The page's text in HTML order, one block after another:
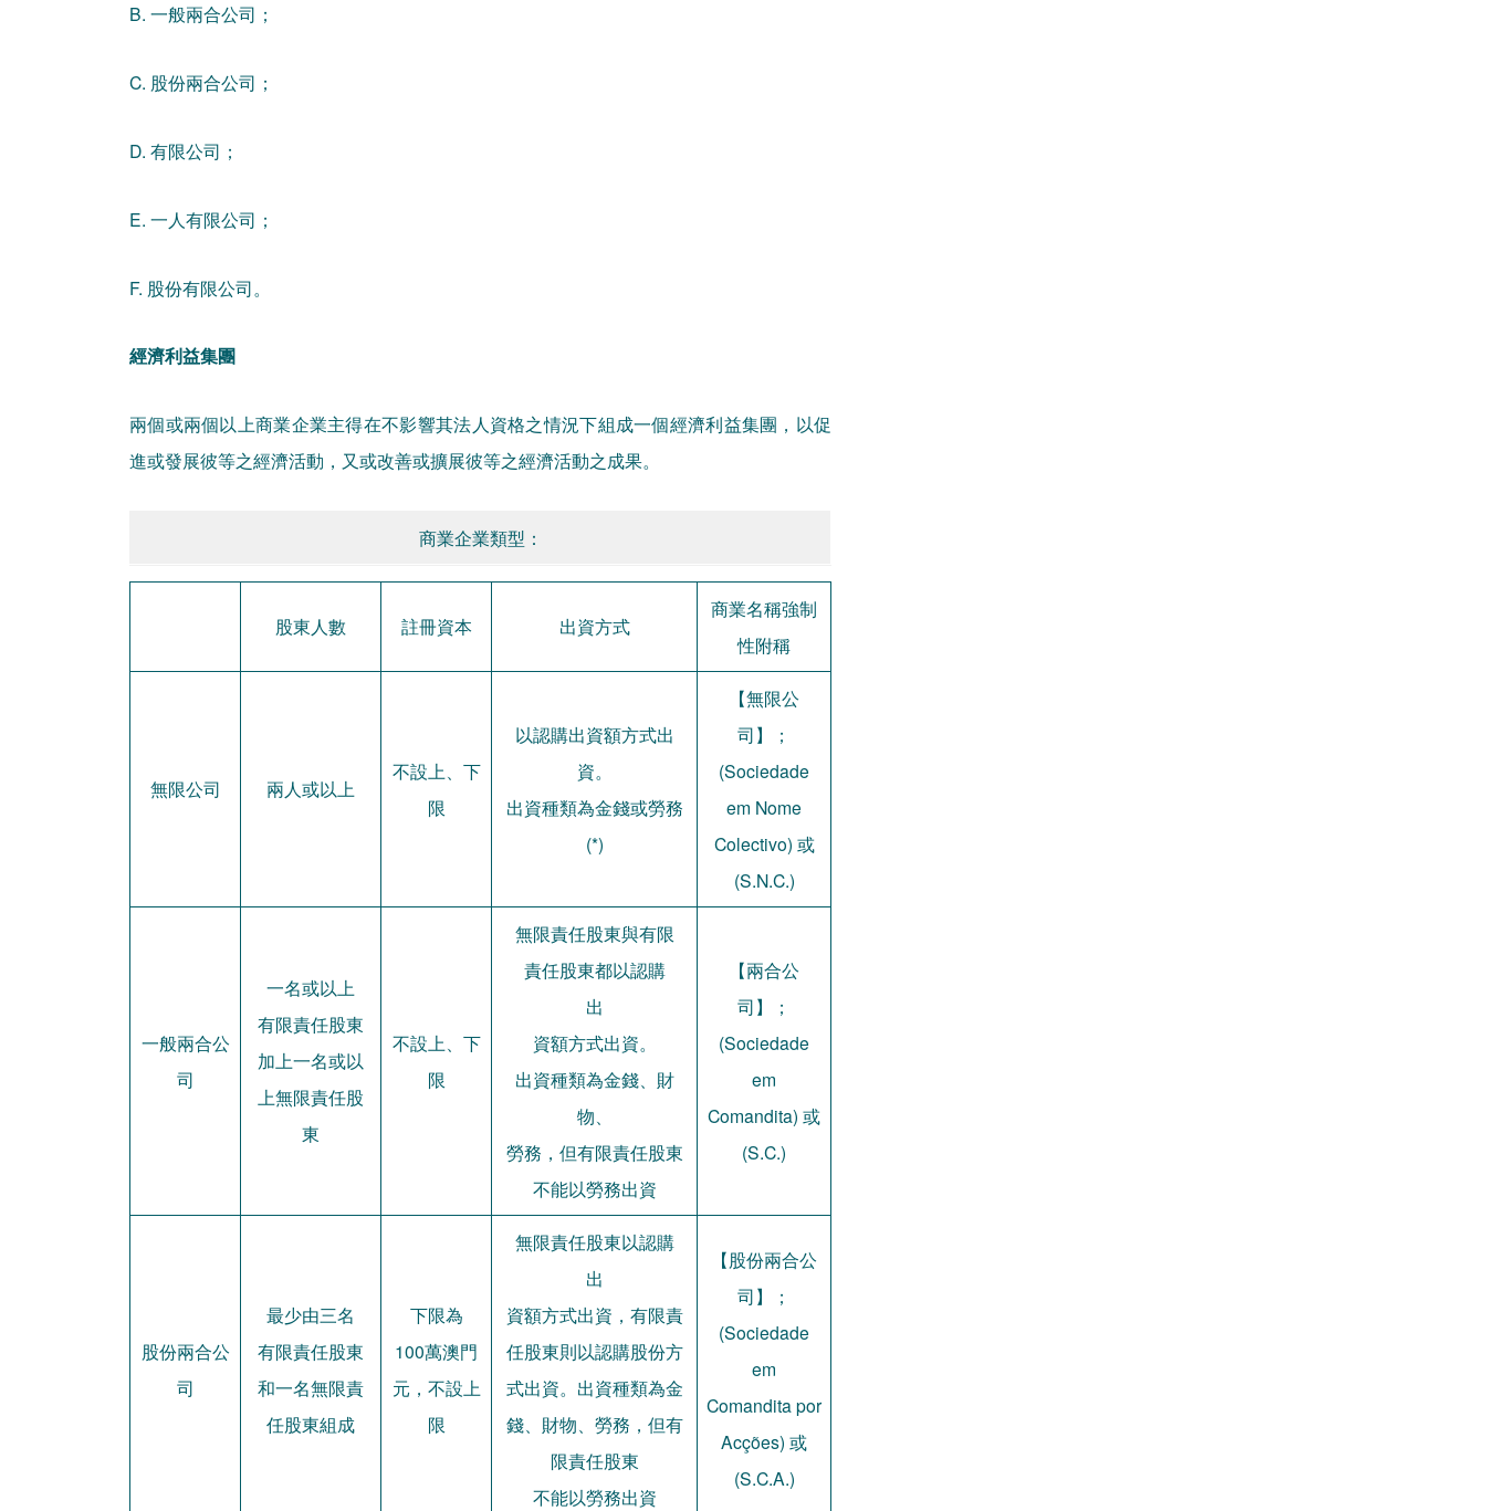
B. 一般兩合公司；
C. 股份兩合公司；
D. 有限公司；
E. 一人有限公司；
F. 股份有限公司。
經濟利益集團
兩個或兩個以上商業企業主得在不影響其法人資格之情況下組成一個經濟利益集團，以促
進或發展彼等之經濟活動，又或改善或擴展彼等之經濟活動之成果。
商業企業類型：
股東人數 註冊資本 出資方式
商業名稱強制
性附稱
無限公司 兩人或以上
不設上、下
限
以認購出資額方式出
資。
出資種類為金錢或勞務
(*)
【無限公
司】；
(Sociedade
em Nome
Colectivo) 或
(S.N.C.)
一般兩合公
司
一名或以上
有限責任股東
加上一名或以
上無限責任股
東
不設上、下
限
無限責任股東與有限
責任股東都以認購
出
資額方式出資。
出資種類為金錢、財
物、
勞務，但有限責任股東
不能以勞務出資
【兩合公
司】；
(Sociedade
em
Comandita) 或
(S.C.)
股份兩合公
司
最少由三名
有限責任股東
和一名無限責
任股東組成
下限為
100萬澳門
元，不設上
限
無限責任股東以認購
出
資額方式出資，有限責
任股東則以認購股份方
式出資。出資種類為金
錢、財物、勞務，但有
限責任股東
不能以勞務出資
【股份兩合公
司】；
(Sociedade
em
Comandita por
Acções) 或
(S.C.A.)